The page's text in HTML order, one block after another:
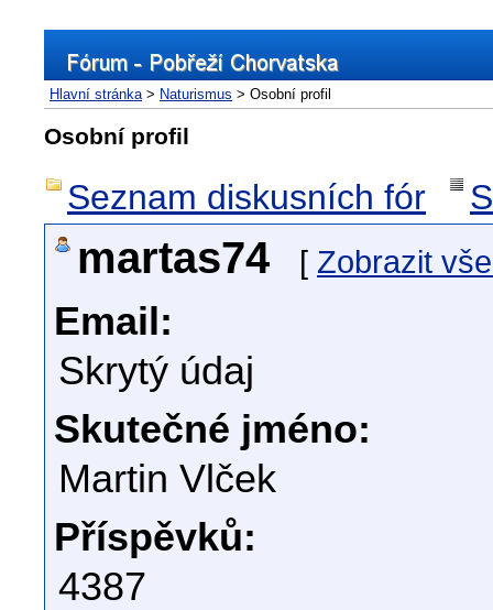
Hlavní stránka> Naturismus > Osobní profil
Osobní profil
Seznam diskusních fór
martas74 [ Zobrazit
Email:
Skrytý údaj
Skutečné jméno:
Martin Vlček
Příspěvků:
4387